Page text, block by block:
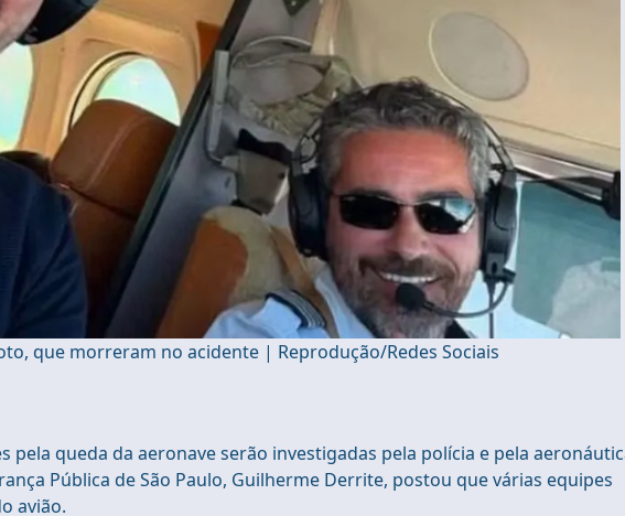
que morreram no acidente | Reprodução/Redes Sociais
pela queda da aeronave serão investigadas pela polícia e pela
Pública de São Paulo, Guilherme Derrite, postou que várias equipes
avião.